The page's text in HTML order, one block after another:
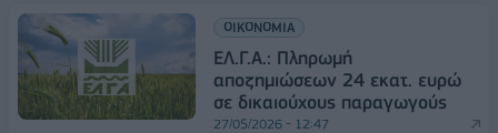
ΟΙΚΟΝΟΜΙΑ
ΕΛ.Γ.Α.: Πληρωμή
αποζημιώσεων 24 εκατ. ευρώ
σε δικαιούχους παραγωγούς
27/05/2026 - 12:47